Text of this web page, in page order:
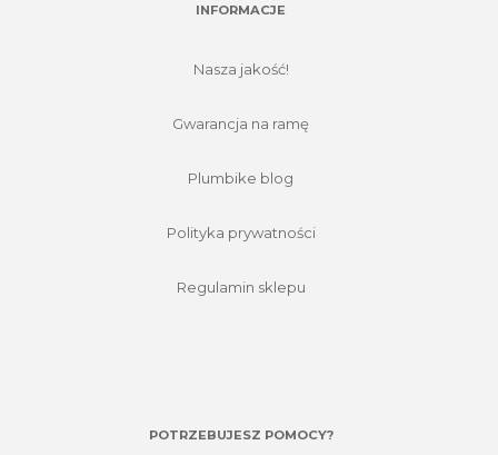
INFORMACJE
Nasza jakość!
Gwarancja na ramę
Plumbike blog
Polityka prywatności
Regulamin sklepu
POTRZEBUJESZ POMOCY?